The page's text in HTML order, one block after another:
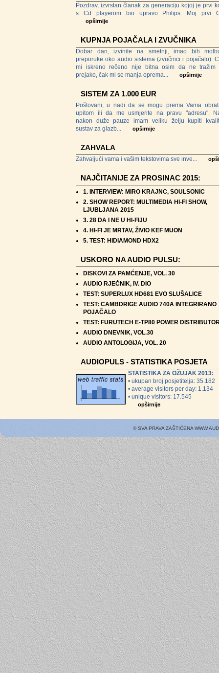
Pozdrav, izvrstan članak za generaciju kojoj je prvi
s Cd playerom bio upravo Philips. Moj prvi
opširnije
KUPNJA POJAČALA I ZVUČNIKA
Dobar dan, izvinite na smetnji, imao bih
preporuke oko audio sistema (zvučnici i pojačalo).
mi iskreno rečeno nije bitna osim da ne tražim
prejako, čak mi se manja oprema...
opširnije
SISTEM ZA 1.000 EUR
Poštovani, u nadi da se mogu prema Vama
upitom ili da me usmjerite na pravu "adresu".
nakon duže pauze imam veliku želju kupiti
sustav za glazb...
opširnije
ZAHVALA
Zahvaljući vama i vašim tekstovima sve inve...
NAJČITANIJE ZA PROSINAC 2015:
1. INTERVIEW: MIRO KRAJNC, SOULSONIC
2. SHOW REPORT: MULTIMEDIA HI-FI SHOW,
LJUBLJANA 2015
3. 28 DA I NE U HI-FIJU
4. HI-FI JE MRTAV, ŽIVIO KEF MUON
5. TEST: HIDIAMOND HDX2
USKORO NA AUDIO PULSU:
DISKOVI ZA PAMĆENJE, VOL. 30
AUDIO RJEČNIK, IV. DIO
TEST: SUPERLUX HD681 EVO SLUŠALICE
TEST: CAMBDRIGE AUDIO 740A INTEGRIRANO
POJAČALO
TEST: FURUTECH E-TP80 POWER
AUDIO DNEVNIK, VOL.30
AUDIO ANTOLOGIJA, VOL. 20
AUDIOPULS - STATISTIKA POSJETA
STATISTIKA ZA OŽUJAK 2013:
• ukupan broj posjetitelja: 35.182
• average visitors per day: 1.134
• unique visitors: 17.545
opširnije
© SVA PRAVA ZAŠTIĆENA